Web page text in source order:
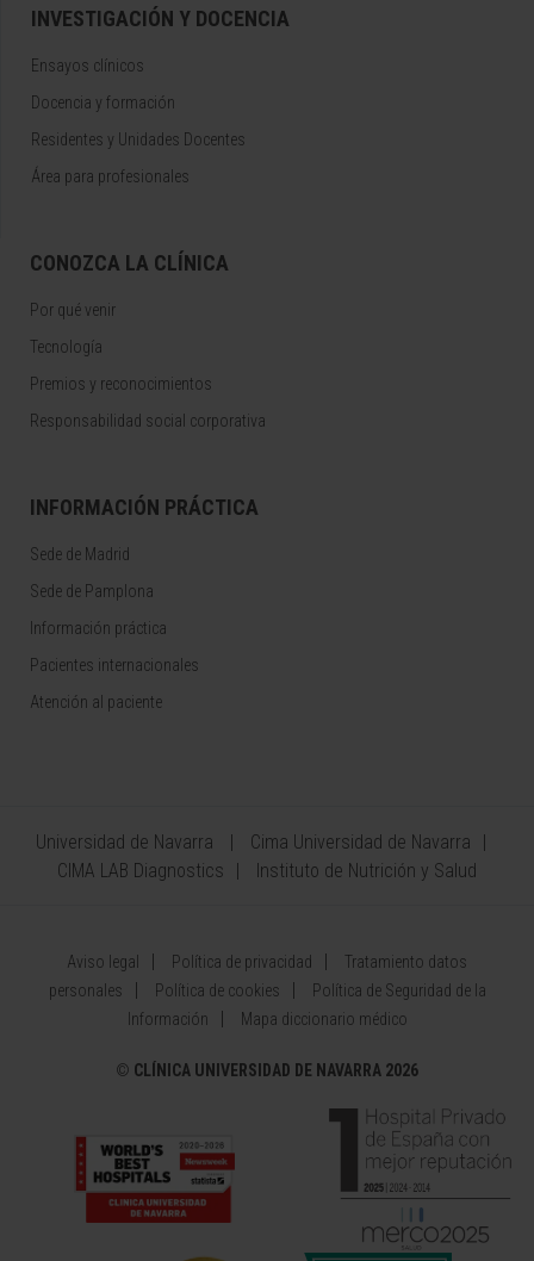
INVESTIGACIÓN Y DOCENCIA
Ensayos clínicos
Docencia y formación
Residentes y Unidades Docentes
Área para profesionales
CONOZCA LA CLÍNICA
Por qué venir
Tecnología
Premios y reconocimientos
Responsabilidad social corporativa
INFORMACIÓN PRÁCTICA
Sede de Madrid
Sede de Pamplona
Información práctica
Pacientes internacionales
Atención al paciente
Universidad de Navarra
Cima Universidad de Navarra
CIMA LAB Diagnostics
Instituto de Nutrición y Salud
Aviso legal Política de privacidad
Tratamiento datos
personales
Política de cookies
Política de Seguridad de la
Información
Mapa diccionario médico
© CLÍNICA UNIVERSIDAD DE NAVARRA 2026